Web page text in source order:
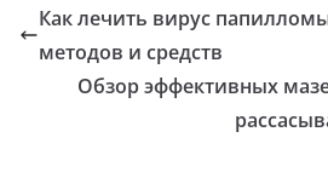
Как лечить вирус
методов и средств
Обзор эффективных